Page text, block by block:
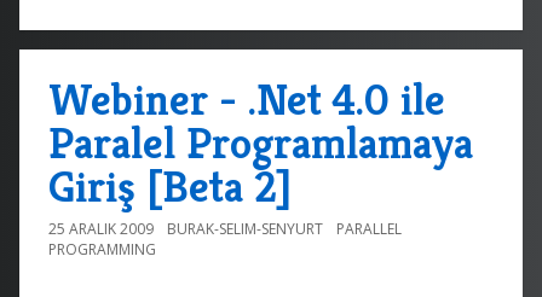
Webiner - .Net 4.0 ile
Paralel Programlamaya
Giriş [Beta 2]
25 ARALIK 2009 BURAK-SELIM-SENYURT
PARALLEL
PROGRAMMING